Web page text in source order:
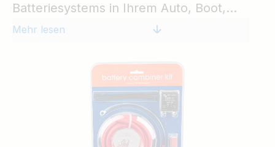
Batteriesystems in Ihrem Auto, Boot,
Wohnmobil oder wo auch immer Sie es
fortschrittlichste Technologie eingesetzt,
damit alle Ihre Batterien aufgeladen
bleiben. Dazu wird das elektrische System
des Motors genutzt. Wenn das Laden
beendet ist, wird jedoch die Starter-
Mehr lesen